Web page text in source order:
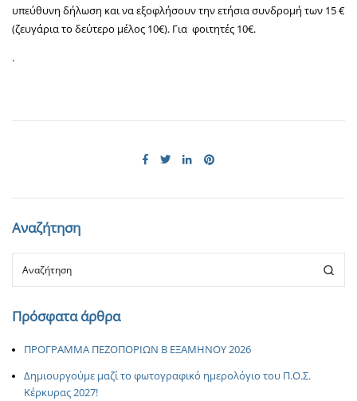
υπεύθυνη δήλωση και να εξοφλήσουν την ετήσια συνδρομή των 15 €
(ζευγάρια το δεύτερο μέλος 10€). Για φοιτητές 10€.
.
Αναζήτηση
Πρόσφατα άρθρα
ΠΡΟΓΡΑΜΜΑ ΠΕΖΟΠΟΡΙΩΝ Β ΕΞΑΜΗΝΟΥ 2026
Δημιουργούμε μαζί το φωτογραφικό ημερολόγιο του Π.Ο.Σ.
Κέρκυρας 2027!